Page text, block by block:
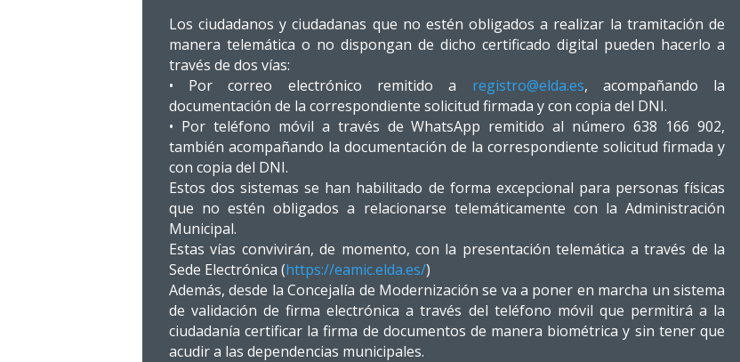
Los ciudadanos y ciudadanas que no estén obligados a realizar la tramitación de
manera telemática o no dispongan de dicho certificado digital pueden hacerlo a
través de dos vías:
• Por correo electrónico remitido a registro@elda.es, acompañando la
documentación de la correspondiente solicitud firmada y con copia del DNI.
• Por teléfono móvil a través de WhatsApp remitido al número 638 166 902,
también acompañando la documentación de la correspondiente solicitud firmada y
con copia del DNI.
Estos dos sistemas se han habilitado de forma excepcional para personas físicas
que no estén obligados a relacionarse telemáticamente con la Administración
Municipal.
Estas vías convivirán, de momento, con la presentación telemática a través de la
Sede Electrónica (https://eamic.elda.es/)
Además, desde la Concejalía de Modernización se va a poner en marcha un sistema
de validación de firma electrónica a través del teléfono móvil que permitirá a la
ciudadanía certificar la firma de documentos de manera biométrica y sin tener que
acudir a las dependencias municipales.